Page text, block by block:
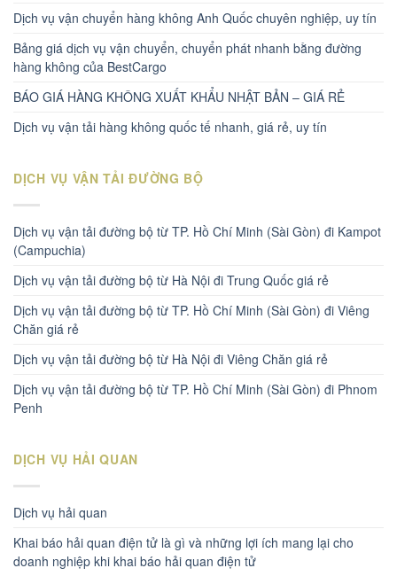
Dịch vụ vận chuyển hàng không Anh Quốc chuyên nghiệp, uy tín
Bảng giá dịch vụ vận chuyển, chuyển phát nhanh bằng đường
hàng không của BestCargo
BÁO GIÁ HÀNG KHÔNG XUẤT KHẨU NHẬT BẢN – GIÁ RẺ
Dịch vụ vận tải hàng không quốc tế nhanh, giá rẻ, uy tín
DỊCH VỤ VẬN TẢI ĐƯỜNG BỘ
Dịch vụ vận tải đường bộ từ TP. Hồ Chí Minh (Sài Gòn) đi Kampot
(Campuchia)
Dịch vụ vận tải đường bộ từ Hà Nội đi Trung Quốc giá rẻ
Dịch vụ vận tải đường bộ từ TP. Hồ Chí Minh (Sài Gòn) đi Viêng
Chăn giá rẻ
Dịch vụ vận tải đường bộ từ Hà Nội đi Viêng Chăn giá rẻ
Dịch vụ vận tải đường bộ từ TP. Hồ Chí Minh (Sài Gòn) đi Phnom
Penh
DỊCH VỤ HẢI QUAN
Dịch vụ hải quan
Khai báo hải quan điện tử là gì và những lợi ích mang lại cho
doanh nghiệp khi khai báo hải quan điện tử